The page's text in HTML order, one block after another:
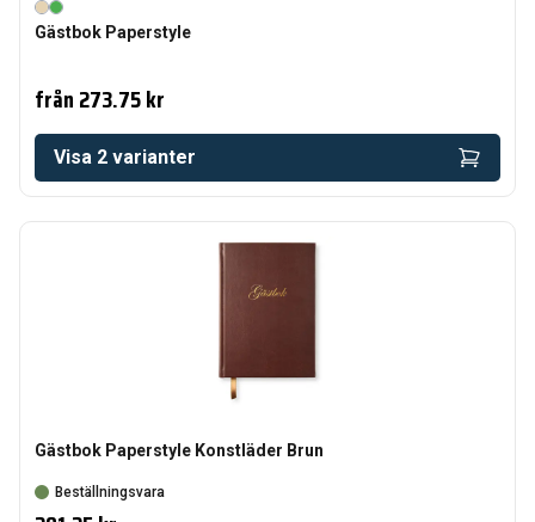
Gästbok Paperstyle
från273.75 kr
Visa 2 varianter
Gästbok Paperstyle Konstläder Brun
Beställningsvara